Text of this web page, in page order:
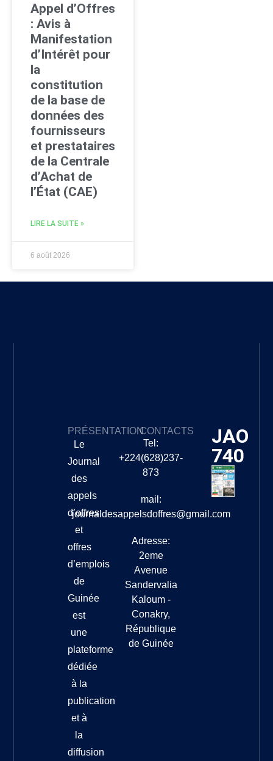
Appel d’Offres
: Avis à
Manifestation
d’Intérêt pour
la
constitution
de la base de
données des
fournisseurs
et prestataires
de la Centrale
d’Achat de
l’État (CAE)
LIRE LA SUITE »
6 août 2026
PRÉSENTATION
Le
Journal
des
appels
d’offres
et
offres
d’emplois
de
Guinée
est
une
plateforme
dédiée
à la
publication
et à
la
diffusion
CONTACTS
Tel:
+224(628)237-
873
mail:
journaldesappelsdoffres@gmail.com
Adresse:
2eme
Avenue
Sandervalia
Kaloum -
Conakry,
République
de Guinée
JAO
740